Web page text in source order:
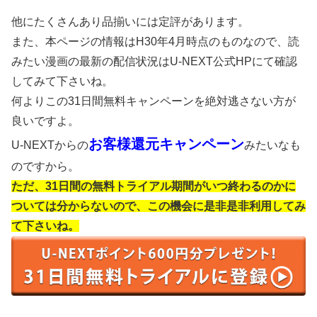
他にたくさんあり品揃いには定評があります。
また、本ページの情報はH30年4月時点のものなので、読
みたい漫画の最新の配信状況はU-NEXT公式HPにて確認
してみて下さいね。
何よりこの31日間無料キャンペーンを絶対逃さない方が
良いですよ。
U-NEXTからのお客様還元キャンペーンみたいなも
のですから。
ただ、31日間の無料トライアル期間がいつ終わるのかに
ついては分からないので、この機会に是非是非利用してみ
て下さいね。